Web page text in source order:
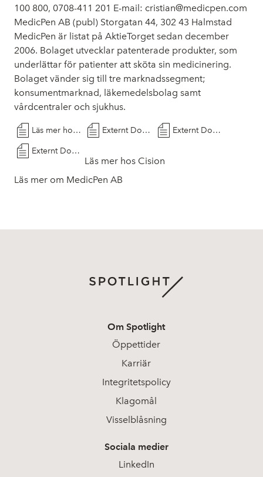
100 800, 0708-411 201 E-mail: cristian@medicpen.com
MedicPen AB (publ) Storgatan 44, 302 43 Halmstad
MedicPen är listat på AktieTorget sedan december
2006. Bolaget utvecklar patenterade produkter, som
underlättar för patienter att sköta sin medicinering.
Bolaget vänder sig till tre marknadssegment;
konsumentmarknad, läkemedelsbolag samt
vårdcentraler och sjukhus.
Läs mer hos Cision Externt Dokument Externt Dokument
Externt Dokument
Läs mer hos Cision
Läs mer om MedicPen AB
Om Spotlight
Öppettider
Karriär
Integritetspolicy
Klagomål
Visselblåsning
Sociala medier
LinkedIn